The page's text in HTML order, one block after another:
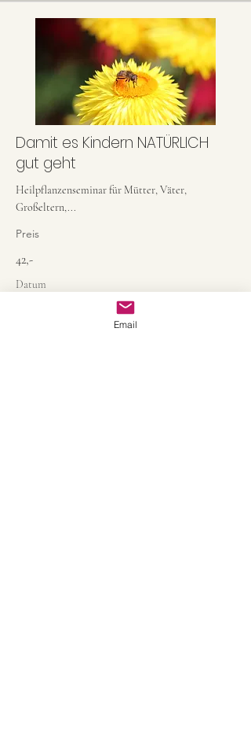
Damit es Kindern NATÜRLICH
gut geht
Heilpflanzenseminar für Mütter, Väter,
Großeltern,...
Preis
42,-
Datum
Email